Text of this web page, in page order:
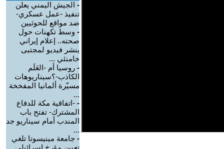
- الجيش اليمني يعلن
تنفيذ -عمل عسكري-
ضد مواقع للحوثيين
- وسط تكهنات حول
صحته.. إعلام إيراني
ينشر فيديو لمجتبى
خامنئي ...
- روسيا أم -العَلَم
الكاذب-؟سيناريوهات
مسيّرة ألمانيا المفخخة
...
- -اتفاقية مكة للدفاع
المشترك- تفتح باب
المندب أمام سيناريو جد
...
- جامعة مينيسوتا تلغي
تعيين مؤرخ إسرائيلي